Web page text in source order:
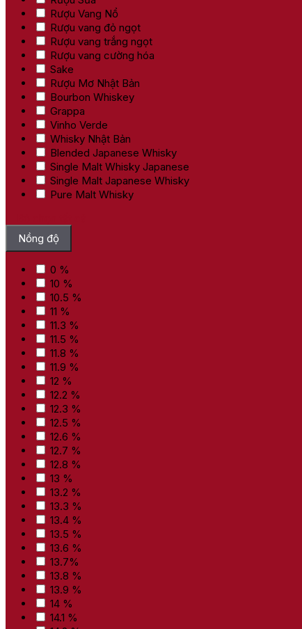
Rượu Vang Nổ
Rượu vang đỏ ngọt
Rượu vang trắng ngọt
Rượu vang cường hóa
Sake
Rượu Mơ Nhật Bản
Bourbon Whiskey
Grappa
Vinho Verde
Whisky Nhật Bản
Blended Japanese Whisky
Single Malt Whisky Japanese
Single Malt Japanese Whisky
Pure Malt Whisky
Nồng độ
0 %
10 %
10.5 %
11 %
11.3 %
11.5 %
11.8 %
11.9 %
12 %
12.2 %
12.3 %
12.5 %
12.6 %
12.7 %
12.8 %
13 %
13.2 %
13.3 %
13.4 %
13.5 %
13.6 %
13.7%
13.8 %
13.9 %
14 %
14.1 %